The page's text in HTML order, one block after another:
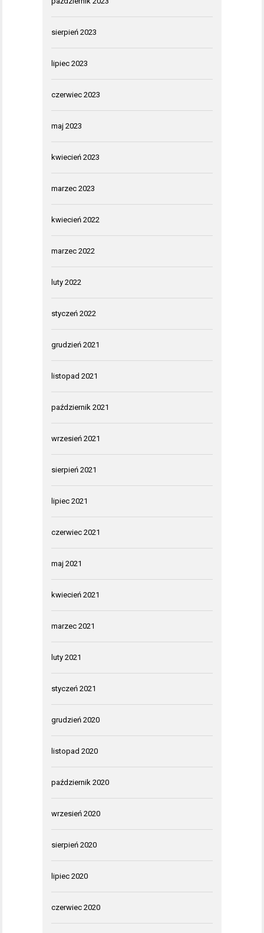
sierpień 2023
lipiec 2023
czerwiec 2023
maj 2023
kwiecień 2023
marzec 2023
kwiecień 2022
marzec 2022
luty 2022
styczeń 2022
grudzień 2021
listopad 2021
październik 2021
wrzesień 2021
sierpień 2021
lipiec 2021
czerwiec 2021
maj 2021
kwiecień 2021
marzec 2021
luty 2021
styczeń 2021
grudzień 2020
listopad 2020
październik 2020
wrzesień 2020
sierpień 2020
lipiec 2020
czerwiec 2020